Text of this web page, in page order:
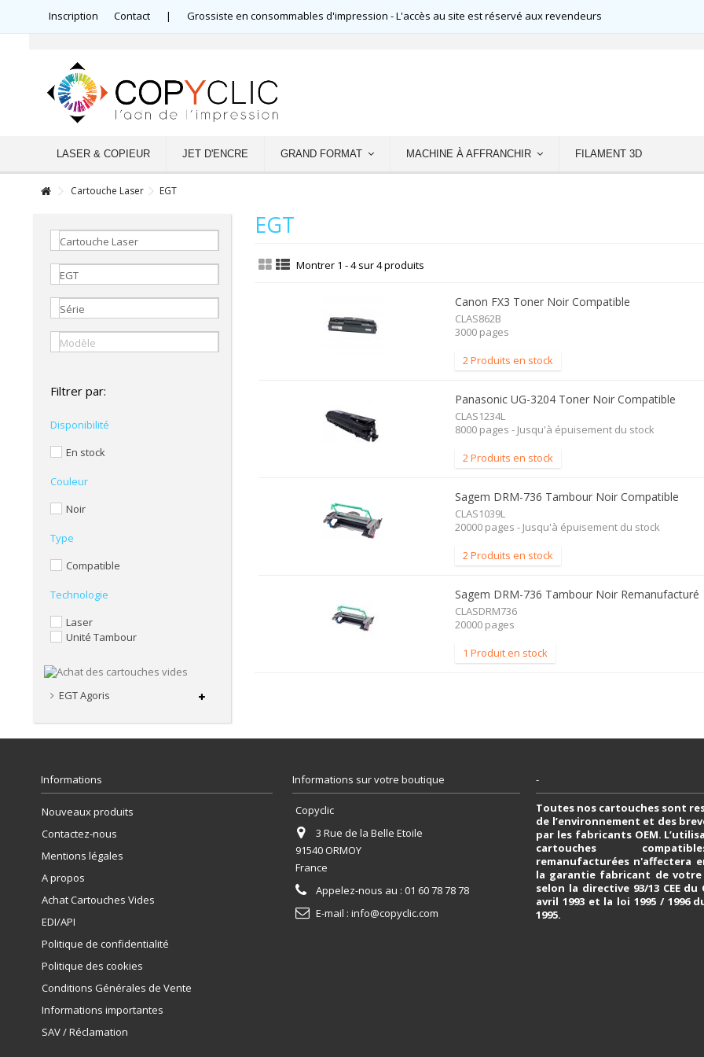
Inscription Contact | Grossiste en consommables d'impression - L'accès au site est réservé aux revendeurs
LASER & COPIEUR JET D'ENCRE GRAND FORMAT MACHINE À AFFRANCHIR FILAMENT 3D
Cartouche Laser EGT
Cartouche Laser
EGT
Série
Modèle
Filtrer par:
Disponibilité
En stock
Couleur
Noir
Type
Compatible
Technologie
Laser
Unité Tambour
EGT Agoris
EGT
Montrer 1 - 4 sur 4 produits
Canon FX3 Toner Noir Compatible
CLAS862B
3000 pages
2 Produits en stock
Panasonic UG-3204 Toner Noir Compatible
CLAS1234L
8000 pages - Jusqu'à épuisement du stock
2 Produits en stock
Sagem DRM-736 Tambour Noir Compatible
CLAS1039L
20000 pages - Jusqu'à épuisement du stock
2 Produits en stock
Sagem DRM-736 Tambour Noir Remanufacturé
CLASDRM736
20000 pages
1 Produit en stock
Informations
Nouveaux produits
Contactez-nous
Mentions légales
A propos
Achat Cartouches Vides
EDI/API
Politique de confidentialité
Politique des cookies
Conditions Générales de Vente
Informations importantes
SAV / Réclamation
Informations sur votre boutique
Copyclic
3 Rue de la Belle Etoile
91540 ORMOY
France
Appelez-nous au : 01 60 78 78 78
E-mail : info@copyclic.com
-
Toutes nos cartouches sont
de l’environnement et des
par les fabricants OEM.
cartouches
remanufacturées n'affectera
la garantie fabricant de votre
selon la directive 93/13 CEE du
avril 1993 et la loi 1995 / 1996
1995.